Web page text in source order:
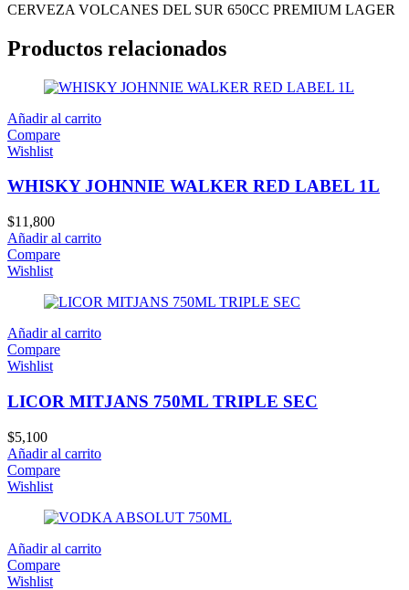
CERVEZA VOLCANES DEL SUR 650CC PREMIUM LAGER
Productos relacionados
Añadir al carrito
Compare
Wishlist
WHISKY JOHNNIE WALKER RED LABEL 1L
$11,800
Añadir al carrito
Compare
Wishlist
Añadir al carrito
Compare
Wishlist
LICOR MITJANS 750ML TRIPLE SEC
$5,100
Añadir al carrito
Compare
Wishlist
Añadir al carrito
Compare
Wishlist